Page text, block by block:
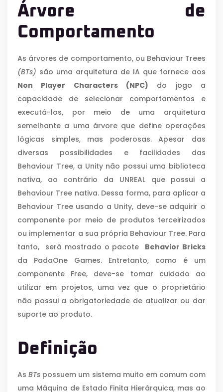
Árvore de
Comportamento
As árvores de comportamento, ou Behaviour Trees
(BTs) são uma arquitetura de IA que fornece aos
Non Player Characters (NPC) do jogo a
capacidade de selecionar comportamentos e
executá-los, por meio de uma arquitetura
semelhante a uma árvore que define operações
lógicas simples, mas poderosas. Apesar das
diversas possibilidades e facilidades das
Behaviour Tree, a Unity não possui uma biblioteca
nativa, ao contrário da UNREAL que possui a
Behaviour Tree nativa. Dessa forma, para aplicar a
Behaviour Tree usando a Unity, deve-se adquirir o
componente por meio de produtos terceirizados
ou implementar a sua própria Behaviour Tree. Para
tanto, será mostrado o pacote Behavior Bricks
da PadaOne Games. Entretanto, como é um
componente Free, deve-se tomar cuidado ao
utilizar em projetos, uma vez que o proprietário
não possui a obrigatoriedade de atualizar ou dar
suporte ao produto.
Definição
AsBTs possuem um sistema muito em comum com
uma Máquina de Estado Finita Hierárquica, mas ao